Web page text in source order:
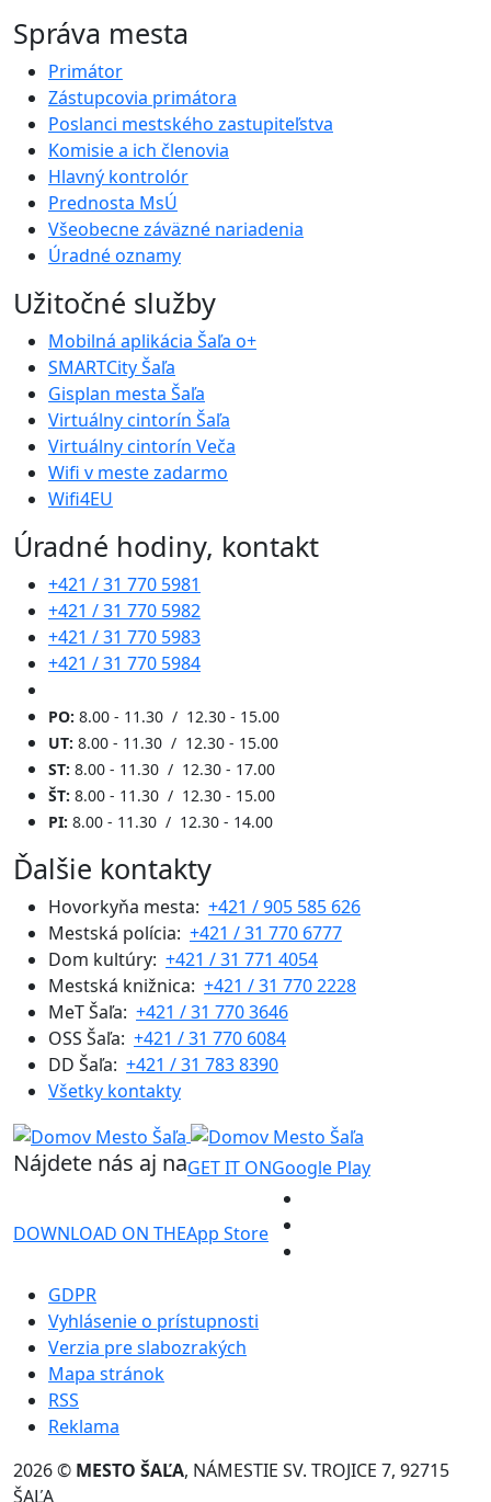
Správa mesta
Primátor
Zástupcovia primátora
Poslanci mestského zastupiteľstva
Komisie a ich členovia
Hlavný kontrolór
Prednosta MsÚ
Všeobecne záväzné nariadenia
Úradné oznamy
Užitočné služby
Mobilná aplikácia Šaľa o+
SMARTCity Šaľa
Gisplan mesta Šaľa
Virtuálny cintorín Šaľa
Virtuálny cintorín Veča
Wifi v meste zadarmo
Wifi4EU
Úradné hodiny, kontakt
+421 / 31 770 5981
+421 / 31 770 5982
+421 / 31 770 5983
+421 / 31 770 5984
PO: 8.00 - 11.30 / 12.30 - 15.00
UT: 8.00 - 11.30 / 12.30 - 15.00
ST: 8.00 - 11.30 / 12.30 - 17.00
ŠT: 8.00 - 11.30 / 12.30 - 15.00
PI: 8.00 - 11.30 / 12.30 - 14.00
Ďalšie kontakty
Hovorkyňa mesta: +421 / 905 585 626
Mestská polícia: +421 / 31 770 6777
Dom kultúry: +421 / 31 771 4054
Mestská knižnica: +421 / 31 770 2228
MeT Šaľa: +421 / 31 770 3646
OSS Šaľa: +421 / 31 770 6084
DD Šaľa: +421 / 31 783 8390
Všetky kontakty
Nájdete nás aj naGET IT ONGoogle Play
DOWNLOAD ON THEApp Store
GDPR
Vyhlásenie o prístupnosti
Verzia pre slabozrakých
Mapa stránok
RSS
Reklama
2026 © MESTO ŠAĽA, NÁMESTIE SV. TROJICE 7, 92715
ŠAĽA